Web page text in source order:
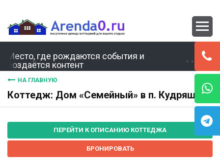
Место, где рождаются события и
создаётся контент
НА ГЛАВНУЮ
Коттедж: Дом «Семейный» в п. Кудряши
ПЕРЕЙТИ К ОПИСАНИЮ КОТТЕДЖА
БРОНИРОВАТЬ